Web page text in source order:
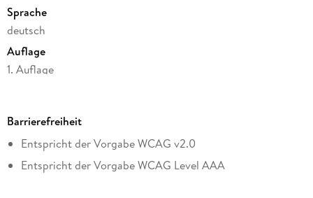
über Kontinente und ins Herz
Mit
Sprache
deutsch
Auflage
1. Auflage
Dateigröße
0,57 MB
Reihe
Barrierefreiheit
Entspricht der Vorgabe WCAG v2.0
Entspricht der Vorgabe WCAG Level AAA